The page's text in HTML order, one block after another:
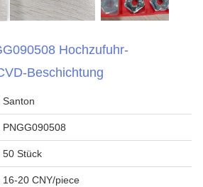
Hochzufuhr-
Beschichtung
Santon
PNGG090508
50 Stück
16-20 CNY/piece